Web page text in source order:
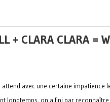
+ CLARA CLARA =
avec une certaine impatience
longtemps, on a fini par